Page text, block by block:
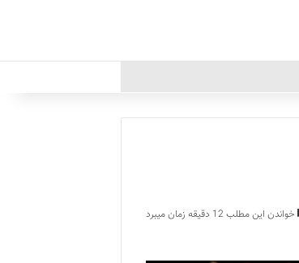
خواندن این مطلب 12 دقیقه زمان میبرد